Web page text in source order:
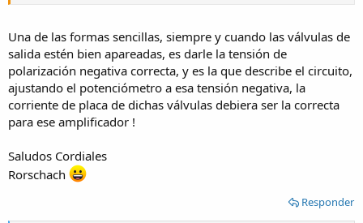
Una de las formas sencillas, siempre y cuando las válvulas de
salida estén bien apareadas, es darle la tensión de
polarización negativa correcta, y es la que describe el circuito,
ajustando el potenciómetro a esa tensión negativa, la
corriente de placa de dichas válvulas debiera ser la correcta
para ese amplificador !
Saludos Cordiales
Rorschach
Responder